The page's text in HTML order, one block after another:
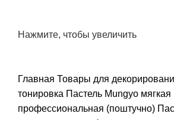
Нажмите, чтобы увеличить
Главная Товары для
тонировка Пастель Mungyo мягкая
профессиональная (поштучно)